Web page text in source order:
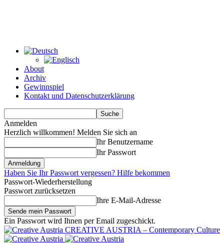
About
Archiv
Gewinnspiel
Kontakt und Datenschutzerklärung
Anmelden
Herzlich willkommen! Melden Sie sich an
Ihr Benutzername
Ihr Passwort
Haben Sie Ihr Passwort vergessen? Hilfe bekommen
Passwort-Wiederherstellung
Passwort zurücksetzen
Ihre E-Mail-Adresse
Ein Passwort wird Ihnen per Email zugeschickt.
CREATIVE AUSTRIA – Contemporary Culture